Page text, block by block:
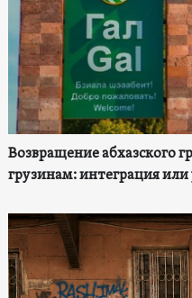
Возвращение абхазского
грузинам: интеграция или